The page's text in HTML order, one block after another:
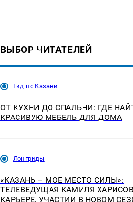
ВЫБОР ЧИТАТЕЛЕЙ
Гид по Казани
ОТ КУХНИ ДО СПАЛЬНИ: ГДЕ
КРАСИВУЮ МЕБЕЛЬ ДЛЯ ДОМА
Лонгриды
«КАЗАНЬ – МОЕ МЕСТО СИЛЫ»:
ТЕЛЕВЕДУЩАЯ КАМИЛЯ
КАРЬЕРЕ, УЧАСТИИ В НОВОМ